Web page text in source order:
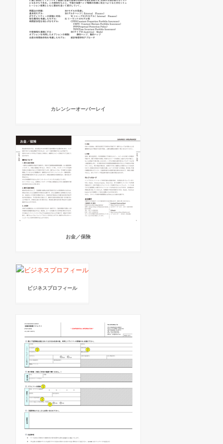
カレンシーオーバーレイ
お金／保険
ビジネスプロフィール